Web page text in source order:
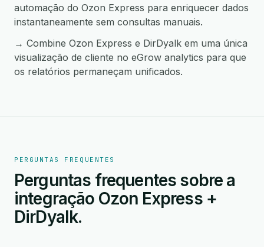
automação do Ozon Express para enriquecer dados
instantaneamente sem consultas manuais.
→ Combine Ozon Express e DirDyalk em uma única
visualização de cliente no eGrow analytics para que
os relatórios permaneçam unificados.
PERGUNTAS FREQUENTES
Perguntas frequentes sobre a
integração Ozon Express +
DirDyalk.